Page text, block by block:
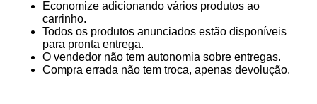
Economize adicionando vários produtos ao
carrinho.
Todos os produtos anunciados estão disponíveis
para pronta entrega.
O vendedor não tem autonomia sobre entregas.
Compra errada não tem troca, apenas devolução.